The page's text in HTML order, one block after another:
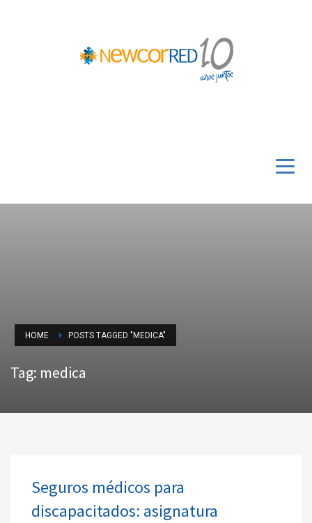
HOME POSTS TAGGED "MEDICA"
Tag: medica
Seguros médicos para
discapacitados: asignatura